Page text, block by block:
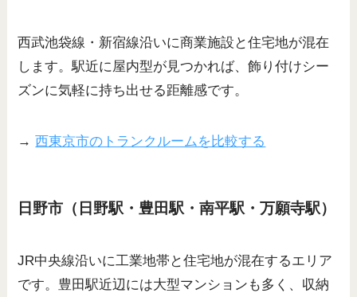
西武池袋線・新宿線沿いに商業施設と住宅地が混在
します。駅近に屋内型が見つかれば、飾り付けシー
ズンに気軽に持ち出せる距離感です。
→西東京市のトランクルームを比較する
日野市（日野駅・豊田駅・南平駅・万願寺駅）
JR中央線沿いに工業地帯と住宅地が混在するエリア
です。豊田駅近辺には大型マンションも多く、収納